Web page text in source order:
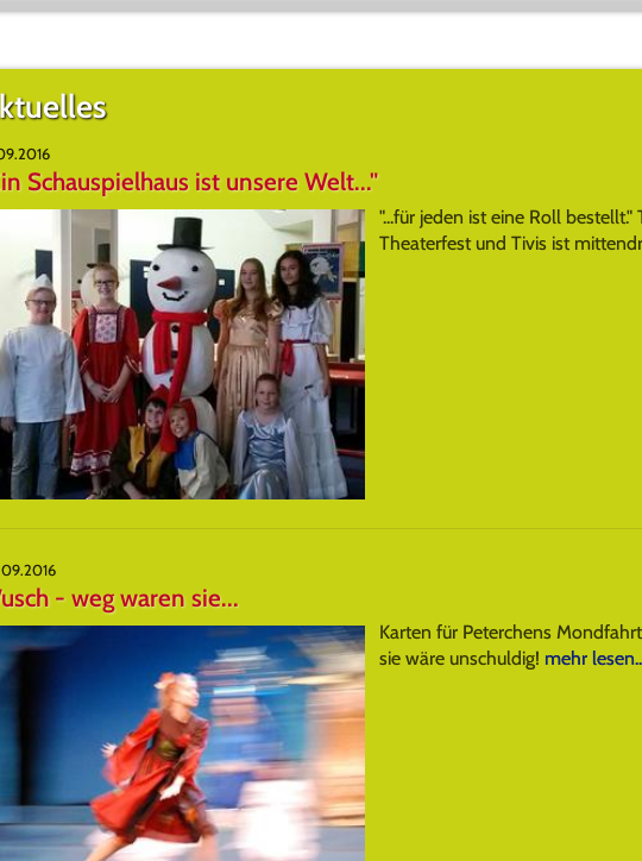
Schauspielhaus ist unsere Welt..."
"...für jeden ist eine Roll
Theaterfest und Tivis ist
- weg waren sie...
Karten für Peterchens
sie wäre unschuldig! mehr